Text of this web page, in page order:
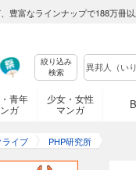
豊富なラインナップで188万冊以
絞り込み
検索
青年
ガ
少女・女性
マンガ
ライブ PHP研究所